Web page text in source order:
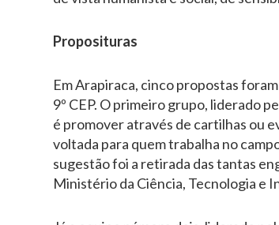
Proposituras
Em Arapiraca, cinco propostas
9º CEP. O primeiro grupo, liderado
é promover através de cartilhas ou
voltada para quem trabalha no
sugestão foi a retirada das tantas
Ministério da Ciência, Tecnologia e